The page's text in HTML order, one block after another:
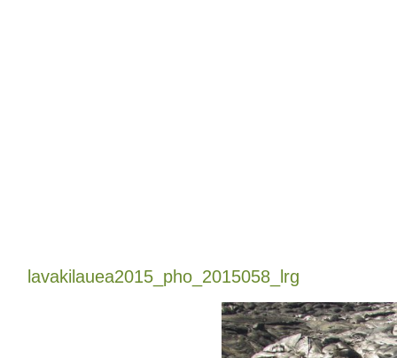
lavakilauea2015_pho_2015058_lrg